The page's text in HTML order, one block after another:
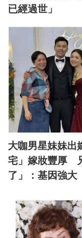
已經過世」
大咖男星妹妹出
宅」嫁妝豐厚
了」：基因強大